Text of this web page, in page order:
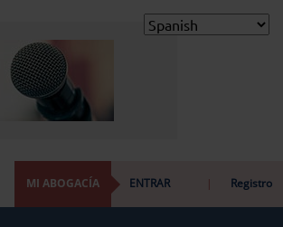
MI ABOGACÍA ENTRAR | Registro